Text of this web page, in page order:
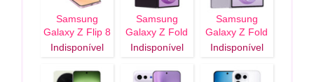
Samsung
Galaxy Z Flip 8
5G
Indisponível
Samsung
Galaxy Z Fold
8 Ultra 5G
Indisponível
Samsung
Galaxy Z Fold
8 5G
Indisponível